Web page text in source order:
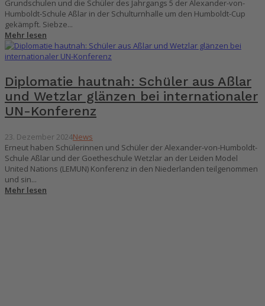
Grundschulen und die Schüler des Jahrgangs 5 der Alexander-von-
Humboldt-Schule Aßlar in der Schulturnhalle um den Humboldt-Cup
gekämpft. Siebze...
Mehr lesen
Diplomatie hautnah: Schüler aus Aßlar
und Wetzlar glänzen bei internationaler
UN-Konferenz
23. Dezember 2024News
Erneut haben Schülerinnen und Schüler der Alexander-von-Humboldt-
Schule Aßlar und der Goetheschule Wetzlar an der Leiden Model
United Nations (LEMUN) Konferenz in den Niederlanden teilgenommen
und sin...
Mehr lesen